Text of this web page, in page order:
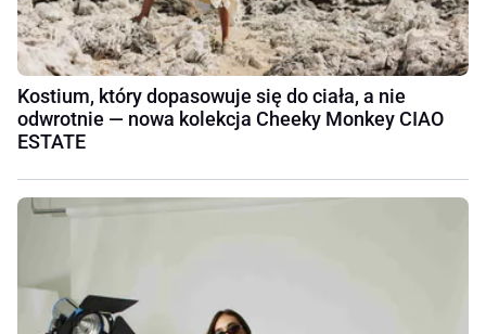
Kostium, który dopasowuje się do ciała, a nie
odwrotnie — nowa kolekcja Cheeky Monkey CIAO
ESTATE